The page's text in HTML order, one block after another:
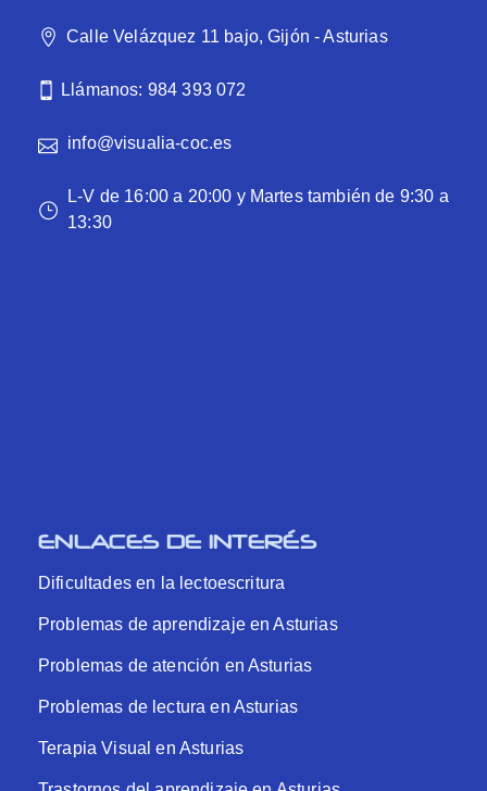
Calle Velázquez 11 bajo, Gijón - Asturias
Llámanos: 984 393 072
info@visualia-coc.es
L-V de 16:00 a 20:00 y Martes también de 9:30 a
13:30
ENLACES DE INTERÉS
Dificultades en la lectoescritura
Problemas de aprendizaje en Asturias
Problemas de atención en Asturias
Problemas de lectura en Asturias
Terapia Visual en Asturias